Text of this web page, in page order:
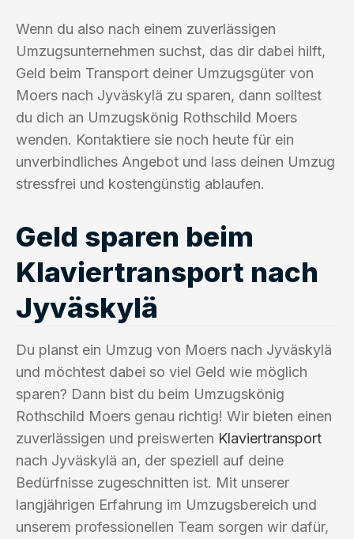
Wenn du also nach einem zuverlässigen
Umzugsunternehmen suchst, das dir dabei hilft,
Geld beim Transport deiner Umzugsgüter von
Moers nach Jyväskylä zu sparen, dann solltest
du dich an Umzugskönig Rothschild Moers
wenden. Kontaktiere sie noch heute für ein
unverbindliches Angebot und lass deinen Umzug
stressfrei und kostengünstig ablaufen.
Geld sparen beim
Klaviertransport nach
Jyväskylä
Du planst ein Umzug von Moers nach Jyväskylä
und möchtest dabei so viel Geld wie möglich
sparen? Dann bist du beim Umzugskönig
Rothschild Moers genau richtig! Wir bieten einen
zuverlässigen und preiswerten Klaviertransport
nach Jyväskylä an, der speziell auf deine
Bedürfnisse zugeschnitten ist. Mit unserer
langjährigen Erfahrung im Umzugsbereich und
unserem professionellen Team sorgen wir dafür,